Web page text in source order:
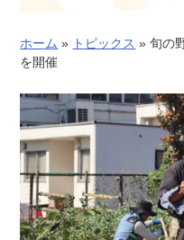
ホーム » トピックス » 旬の
を開催